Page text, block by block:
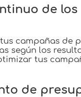
de los
campañas de
según los
tus
de